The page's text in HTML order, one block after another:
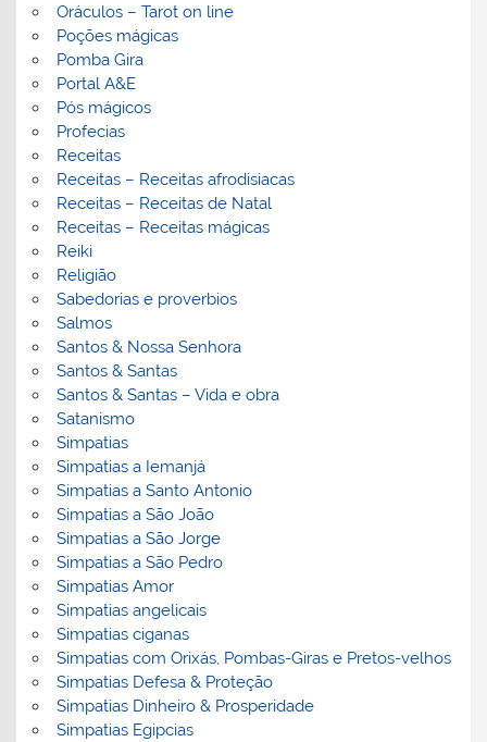
Oráculos – Tarot on line
Poções mágicas
Pomba Gira
Portal A&E
Pós mágicos
Profecias
Receitas
Receitas – Receitas afrodisiacas
Receitas – Receitas de Natal
Receitas – Receitas mágicas
Reiki
Religião
Sabedorias e proverbios
Salmos
Santos & Nossa Senhora
Santos & Santas
Santos & Santas – Vida e obra
Satanismo
Simpatias
Simpatias a Iemanjá
Simpatias a Santo Antonio
Simpatias a São João
Simpatias a São Jorge
Simpatias a São Pedro
Simpatias Amor
Simpatias angelicais
Simpatias ciganas
Simpatias com Orixás, Pombas-Giras e Pretos-velhos
Simpatias Defesa & Proteção
Simpatias Dinheiro & Prosperidade
Simpatias Egipcias